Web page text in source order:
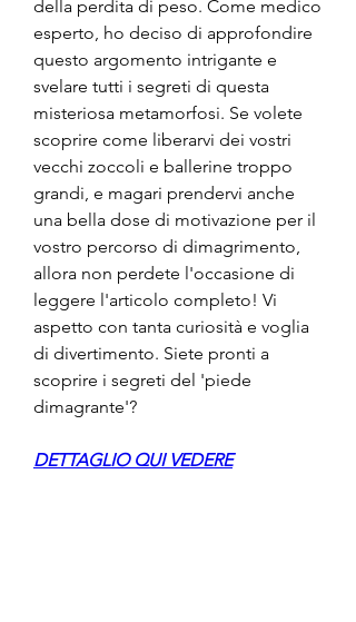
della perdita di peso. Come medico
esperto, ho deciso di approfondire
questo argomento intrigante e
svelare tutti i segreti di questa
misteriosa metamorfosi. Se volete
scoprire come liberarvi dei vostri
vecchi zoccoli e ballerine troppo
grandi, e magari prendervi anche
una bella dose di motivazione per il
vostro percorso di dimagrimento,
allora non perdete l'occasione di
leggere l'articolo completo! Vi
aspetto con tanta curiosità e voglia
di divertimento. Siete pronti a
scoprire i segreti del 'piede
dimagrante'?
DETTAGLIO QUI VEDERE